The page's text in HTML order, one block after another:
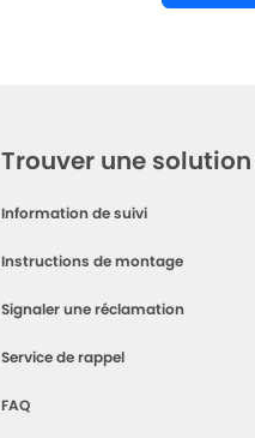
Trouver une solution
Information de suivi
Instructions de montage
Signaler une réclamation
Service de rappel
FAQ